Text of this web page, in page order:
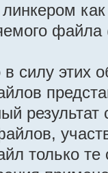
силу этих
только те